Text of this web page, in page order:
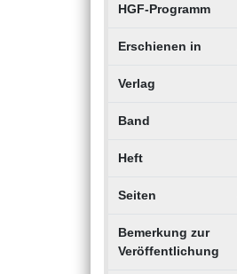
HGF-Programm
Erschienen in
Verlag
Band
Heft
Seiten
Bemerkung zur
Veröffentlichung